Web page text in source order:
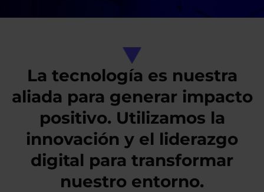
La tecnología es nuestra
aliada para generar impacto
positivo. Utilizamos la
innovación y el liderazgo
digital para transformar
nuestro entorno.